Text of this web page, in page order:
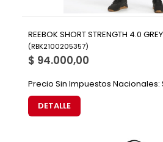
REEBOK SHORT STRENGTH 4.0
(RBK2100205357)
$ 94.000,00
Precio Sin Impuestos Nacionales:
DETALLE